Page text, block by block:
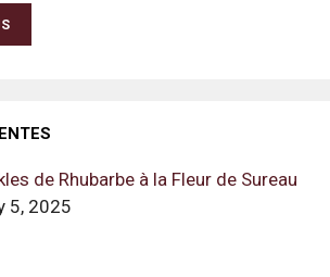
de Rhubarbe à la Fleur de Sureau
5, 2025